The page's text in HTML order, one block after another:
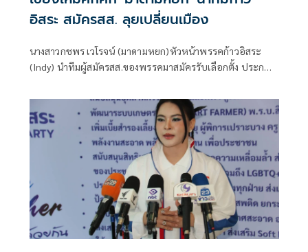
อิสระ สมัครสส. ลุยเปลี่ยนเมือง
นางสาวกชพร เวโรจน์ (มาดามหยก)หัวหน้าพรรคก้าวอิสระ
(Indy) นำทีมผู้สมัครสส.ของพรรคมาสมัครรับเลือกตั้ง ประกอบ